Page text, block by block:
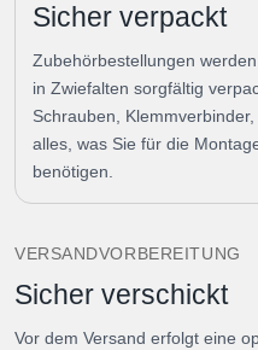
Sicher verpackt
Zubehörbestellungen
in Zwiefalten sorgfältig
Schrauben,
alles, was Sie für die
benötigen.
VERSANDVORBEREITUNG
Sicher verschickt
Vor dem Versand erfolgt eine